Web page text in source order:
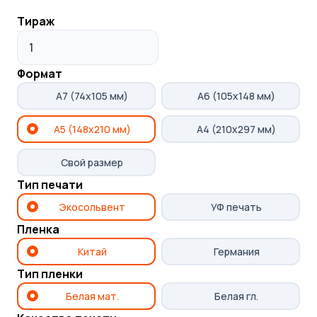
Тираж
Формат
A7 (74x105 мм) A6 (105x148 мм)
A5 (148x210 мм) A4 (210x297 мм)
Свой размер
Тип печати
Экосольвент УФ печать
Пленка
Китай Германия
Тип пленки
Белая мат. Белая гл.
в согласованные сроки
🔥 Другие
варианты наклеек